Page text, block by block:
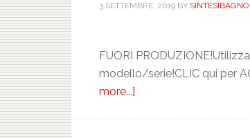
3 SETTEMBRE, 2019BYSINTESIBAGNO
FUORI
modello/serie!CLIC qui per
more...]about